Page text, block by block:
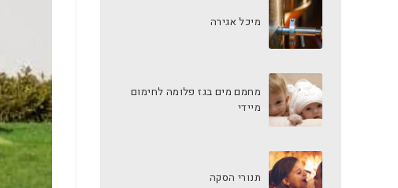
מיכל אגירה
מחמם מים בגז פלומה לחימום
מיידי
תנורי הסקה